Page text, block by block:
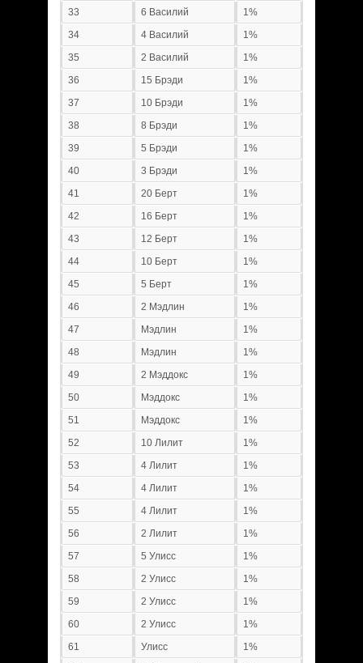
33 6 Василий
1%
34
4 Василий
1%
35
2 Василий
1%
36
15 Брэди
1%
37
10 Брэди
1%
38
8 Брэди
1%
39
5 Брэди
1%
40
3 Брэди
1%
41
20 Берт
1%
42
16 Берт
1%
43
12 Берт
1%
44
10 Берт
1%
45
5 Берт
1%
46
2 Мэдлин
1%
47
Мэдлин
1%
48
Мэдлин
1%
49
2 Мэддокс
1%
50
Мэддокс
1%
51
Мэддокс
1%
52
10 Лилит
1%
53
4 Лилит
1%
54
4 Лилит
1%
55
4 Лилит
1%
56
2 Лилит
1%
57
5 Улисс
1%
58
2 Улисс
1%
59
2 Улисс
1%
60
2 Улисс
1%
61
Улисс
1%